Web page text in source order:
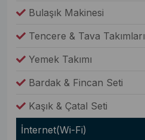
Bulaşık Makinesi
Tencere & Tava Takımları
Yemek Takımı
Bardak & Fincan Seti
Kaşık & Çatal Seti
İnternet(Wi-Fi)